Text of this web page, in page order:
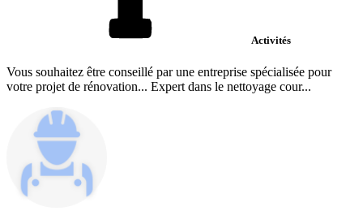
Activités
Vous souhaitez être conseillé par une entreprise spécialisée pour
votre projet de rénovation... Expert dans le nettoyage cour...